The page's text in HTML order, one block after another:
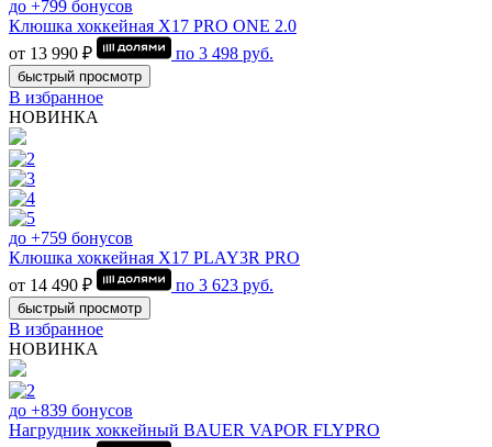
до +799 бонусов
Клюшка хоккейная Х17 PRO ONE 2.0
от 13 990 ₽
по 3 498 руб.
быстрый просмотр
В избранное
НОВИНКА
до +759 бонусов
Клюшка хоккейная Х17 PLAY3R PRO
от 14 490 ₽
по 3 623 руб.
быстрый просмотр
В избранное
НОВИНКА
до +839 бонусов
Нагрудник хоккейный BAUER VAPOR FLYPRO